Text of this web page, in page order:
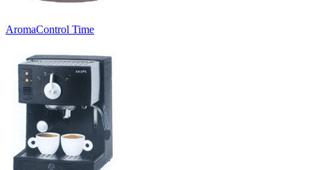
AromaControl Time